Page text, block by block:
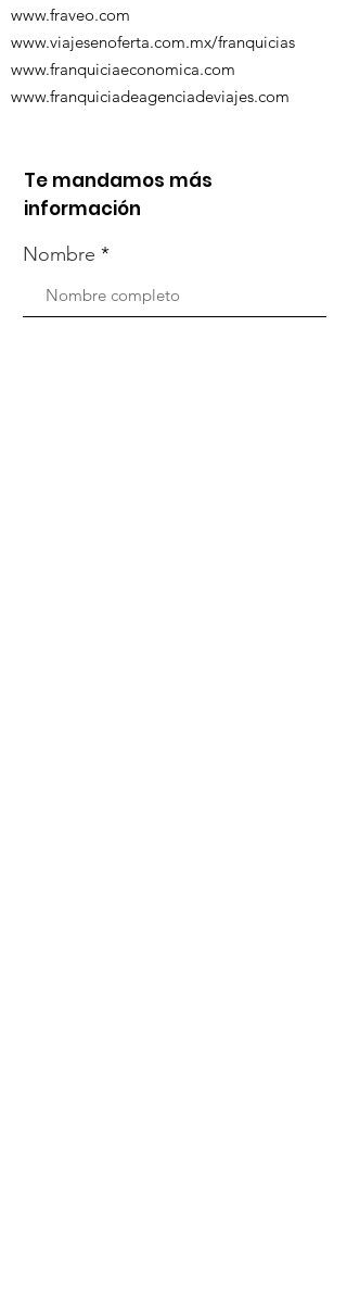
www.fraveo.com
www.viajesenoferta.com.mx/franquicias
www.franquiciaeconomica.com
www.franquiciadeagenciadeviajes.com
Te mandamos más
información
Nombre